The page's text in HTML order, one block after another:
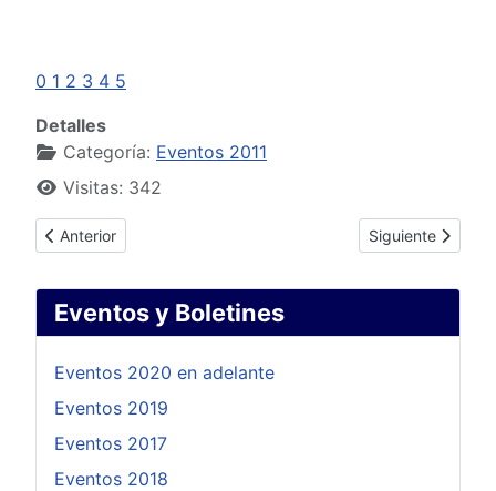
Eventos y Boletines
Eventos 2020 en adelante
Eventos 2019
Eventos 2017
Eventos 2018
0 1 2 3 4 5
Detalles
Categoría: Eventos 2011
Visitas: 342
Artículo anterior: Comisión especial Asuntos Municipales y
Anterior Artículo
Siguiente